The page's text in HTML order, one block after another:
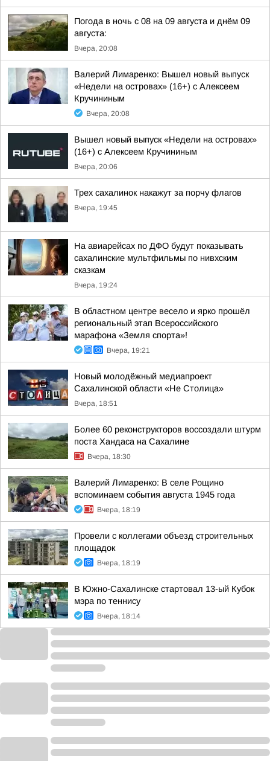
Погода в ночь с 08 на 09 августа и днём 09
августа:
Вчера, 20:08
Валерий Лимаренко: Вышел новый выпуск
«Недели на островах» (16+) с Алексеем
Кручининым
Вчера, 20:08
Вышел новый выпуск «Недели на островах»
(16+) с Алексеем Кручининым
Вчера, 20:06
Трех сахалинок накажут за порчу флагов
Вчера, 19:45
На авиарейсах по ДФО будут показывать
сахалинские мультфильмы по нивхским
сказкам
Вчера, 19:24
В областном центре весело и ярко прошёл
региональный этап Всероссийского
марафона «Земля спорта»!
Вчера, 19:21
Новый молодёжный медиапроект
Сахалинской области «Не Столица»
Вчера, 18:51
Более 60 реконструкторов воссоздали штурм
поста Хандаса на Сахалине
Вчера, 18:30
Валерий Лимаренко: В селе Рощино
вспоминаем события августа 1945 года
Вчера, 18:19
Провели с коллегами объезд строительных
площадок
Вчера, 18:19
В Южно-Сахалинске стартовал 13-ый Кубок
мэра по теннису
Вчера, 18:14